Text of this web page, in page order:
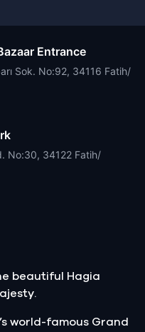
Entrance
Sok. No:92, 34116 Fatih/
No:30, 34122 Fatih/
beautiful Hagia
world-famous Grand